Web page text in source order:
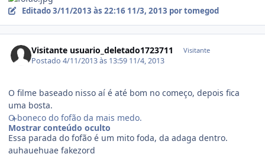
Editado3/11/2013 às 22:16 11/3, 2013 por tomegod
Visitante usuario_deletado1723711 Visitante
Postado4/11/2013 às 13:59 11/4, 2013
O filme baseado nisso aí é até bom no começo, depois fica
uma bosta.
O boneco do fofão da mais medo.
Mostrar conteúdo oculto
Essa parada do fofão é um mito foda, da adaga dentro.
auhauehuae fakezord